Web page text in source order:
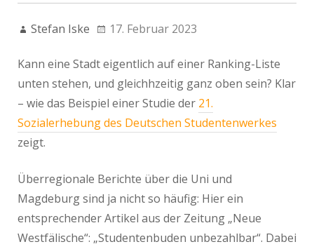
Stefan Iske 17. Februar 2023
Kann eine Stadt eigentlich auf einer Ranking-Liste
unten stehen, und gleichhzeitig ganz oben sein? Klar
– wie das Beispiel einer Studie der 21.
Sozialerhebung des Deutschen Studentenwerkes
zeigt.
Überregionale Berichte über die Uni und
Magdeburg sind ja nicht so häufig: Hier ein
entsprechender Artikel aus der Zeitung „Neue
Westfälische“: „Studentenbuden unbezahlbar“. Dabei